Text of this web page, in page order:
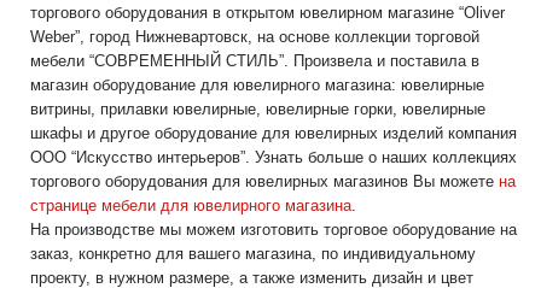
торгового оборудования в открытом ювелирном магазине “Oliver
Weber”, город Нижневартовск, на основе коллекции торговой
мебели “СОВРЕМЕННЫЙ СТИЛЬ”. Произвела и поставила в
магазин оборудование для ювелирного магазина: ювелирные
витрины, прилавки ювелирные, ювелирные горки, ювелирные
шкафы и другое оборудование для ювелирных изделий компания
ООО “Искусство интерьеров”. Узнать больше о наших коллекциях
торгового оборудования для ювелирных магазинов Вы можете на
странице мебели для ювелирного магазина.
На производстве мы можем изготовить торговое оборудование на
заказ, конкретно для вашего магазина, по индивидуальному
проекту, в нужном размере, а также изменить дизайн и цвет